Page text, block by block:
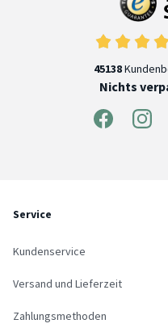
45138
Nichts
Service
Kundenservice
Versand und Lieferzeit
Zahlungsmethoden